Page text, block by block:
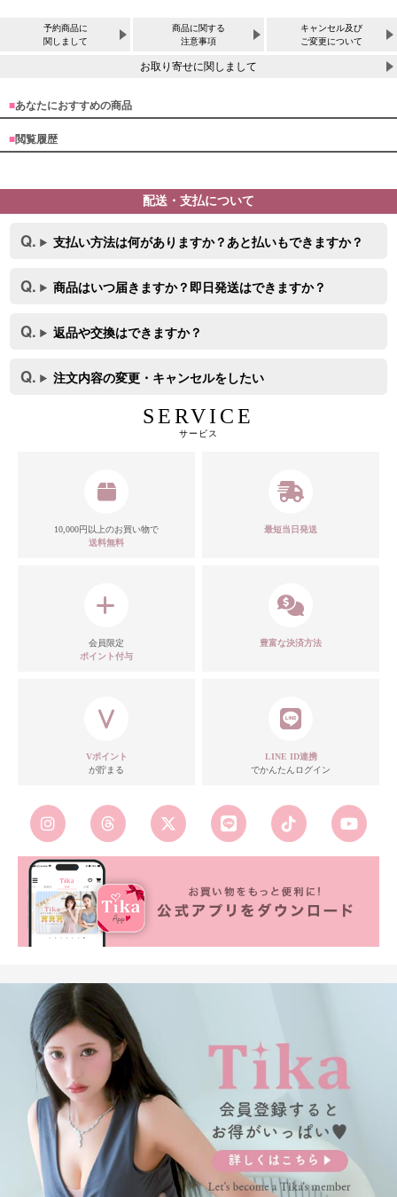
予約商品に
関しまして
商品に関する
注意事項
キャンセル及び
ご変更について
お取り寄せに関しまして
■あなたにおすすめの商品
■閲覧履歴
配送・支払について
支払い方法は何がありますか？あと払いもできますか？
商品はいつ届きますか？即日発送はできますか？
返品や交換はできますか？
注文内容の変更・キャンセルをしたい
SERVICE
サービス
10,000円以上のお買い物で
送料無料
最短当日発送
会員限定
ポイント付与
豊富な決済方法
Vポイント
が貯まる
LINE ID連携
でかんたんログイン